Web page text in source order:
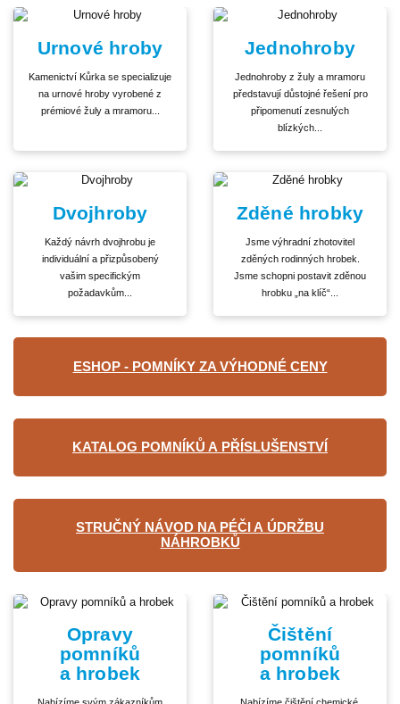
Urnové hroby
Kamenictví Kůrka se specializuje
na urnové hroby vyrobené z
prémiové žuly a mramoru...
Jednohroby
Jednohroby z žuly a mramoru
představují důstojné řešení pro
připomenutí zesnulých
blízkých...
Dvojhroby
Každý návrh dvojhrobu je
individuální a přizpůsobený
vašim specifickým
požadavkům...
Zděné hrobky
Jsme výhradní zhotovitel
zděných rodinných hrobek.
Jsme schopni postavit zděnou
hrobku „na klíč“...
ESHOP - POMNÍKY ZA VÝHODNÉ CENY
KATALOG POMNÍKŮ A PŘÍSLUŠENSTVÍ
STRUČNÝ NÁVOD NA PÉČI A ÚDRŽBU
NÁHROBKŮ
Opravy
pomníků
a hrobek
Čištění
pomníků
a hrobek